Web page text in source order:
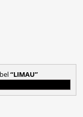
LIMAU